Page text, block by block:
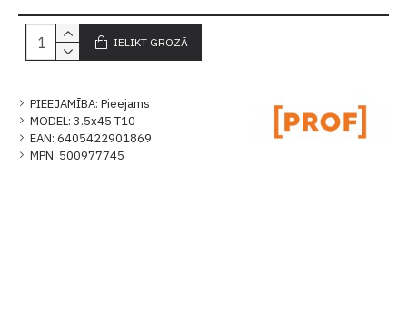
PIEEJAMĪBA: Pieejams
MODEL: 3.5x45 T10
EAN: 6405422901869
MPN: 500977745
IELIKT GROZĀ